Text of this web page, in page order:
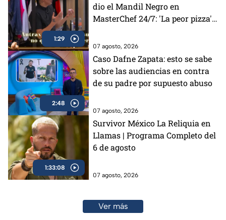
1:29
dio el Mandil Negro en
MasterChef 24/7: 'La peor pizza'
07 agosto, 2026
2:48
Caso Dafne Zapata: esto se sabe
sobre las audiencias en contra
de su padre por supuesto abuso
07 agosto, 2026
1:33:08
Survivor México La Reliquia en
Llamas | Programa Completo del
6 de agosto
07 agosto, 2026
Ver más